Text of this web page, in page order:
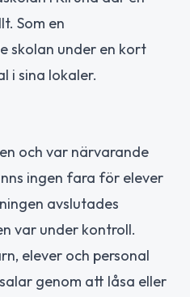
Som en
skolan under en kort
i sina lokaler.
och var närvarande
ingen fara för elever
avslutades
var under kontroll.
elever och personal
genom att låsa eller